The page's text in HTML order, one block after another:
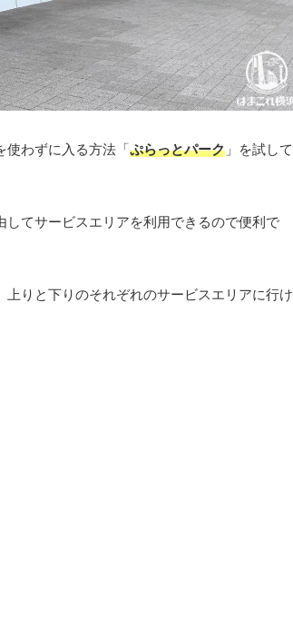
使わずに入る方法「ぷらっとパーク 」を試して
てサービスエリアを利用できるので便利で
りと下りのそれぞれのサービスエリアに行け